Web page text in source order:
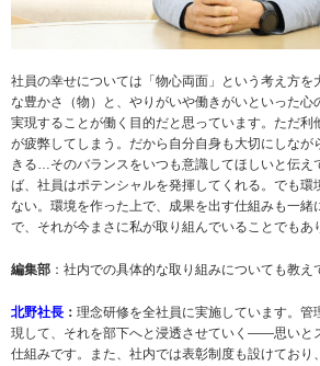
社員の幸せについては「物心両面」という考え方を
な豊かさ（物）と、やりがいや働きがいといった心
実現することが働く目的だと思っています。ただ利
が疲弊してしまう。だから自分自身も大切にしなが
きる…そのバランスをいつも意識してほしいと伝え
ば、社員はポテンシャルを発揮してくれる。でも環
ない。環境を作った上で、成果を出す仕組みも一緒
で、それが今まさに私が取り組んでいることでもあ
編集部 ：社内での具体的な取り組みについても教え
北野社長 ： 理念研修を全社員に実施しています。管
現して、それを部下へと浸透させていく——思いと
仕組みです。また、社内では表彰制度も設けており